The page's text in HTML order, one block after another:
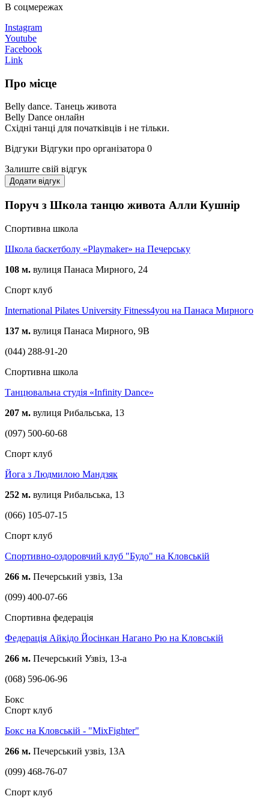
В соцмережах
Instagram
Youtube
Facebook
Link
Про місце
Belly dance. Танець живота
Belly Dance онлайн
Східні танці для початківців і не тільки.
Відгуки Відгуки про організатора 0
Залиште свій відгук
Додати відгук
Поруч з Школа танцю живота Алли Кушнір
Спортивна школа
Школа баскетболу «Playmaker» на Печерську
108 м. вулиця Панаса Мирного, 24
Спорт клуб
International Pilates University Fitness4you на Панаса Мирного
137 м. вулиця Панаса Мирного, 9В
(044) 288-91-20
Спортивна школа
Танцювальна студія «Infinity Dance»
207 м. вулиця Рибальська, 13
(097) 500-60-68
Спорт клуб
Йога з Людмилою Мандзяк
252 м. вулиця Рибальська, 13
(066) 105-07-15
Спорт клуб
Спортивно-оздоровчий клуб "Будо" на Кловській
266 м. Печерський узвіз, 13а
(099) 400-07-66
Спортивна федерація
Федерація Айкідо Йосінкан Нагано Рю на Кловській
266 м. Печерський Узвіз, 13-а
(068) 596-06-96
Бокс
Спорт клуб
Бокс на Кловській - "MixFighter"
266 м. Печерський узвіз, 13А
(099) 468-76-07
Спорт клуб